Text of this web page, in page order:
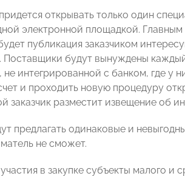
открывать только один
электронной площадкой.
публикация заказчиком
будут вынуждены
интегрированной с банком, где у
и проходить новую процедуру
заказчик разместит извещение об
предлагать одинаковые и
не сможет.
в закупке субъекты малого